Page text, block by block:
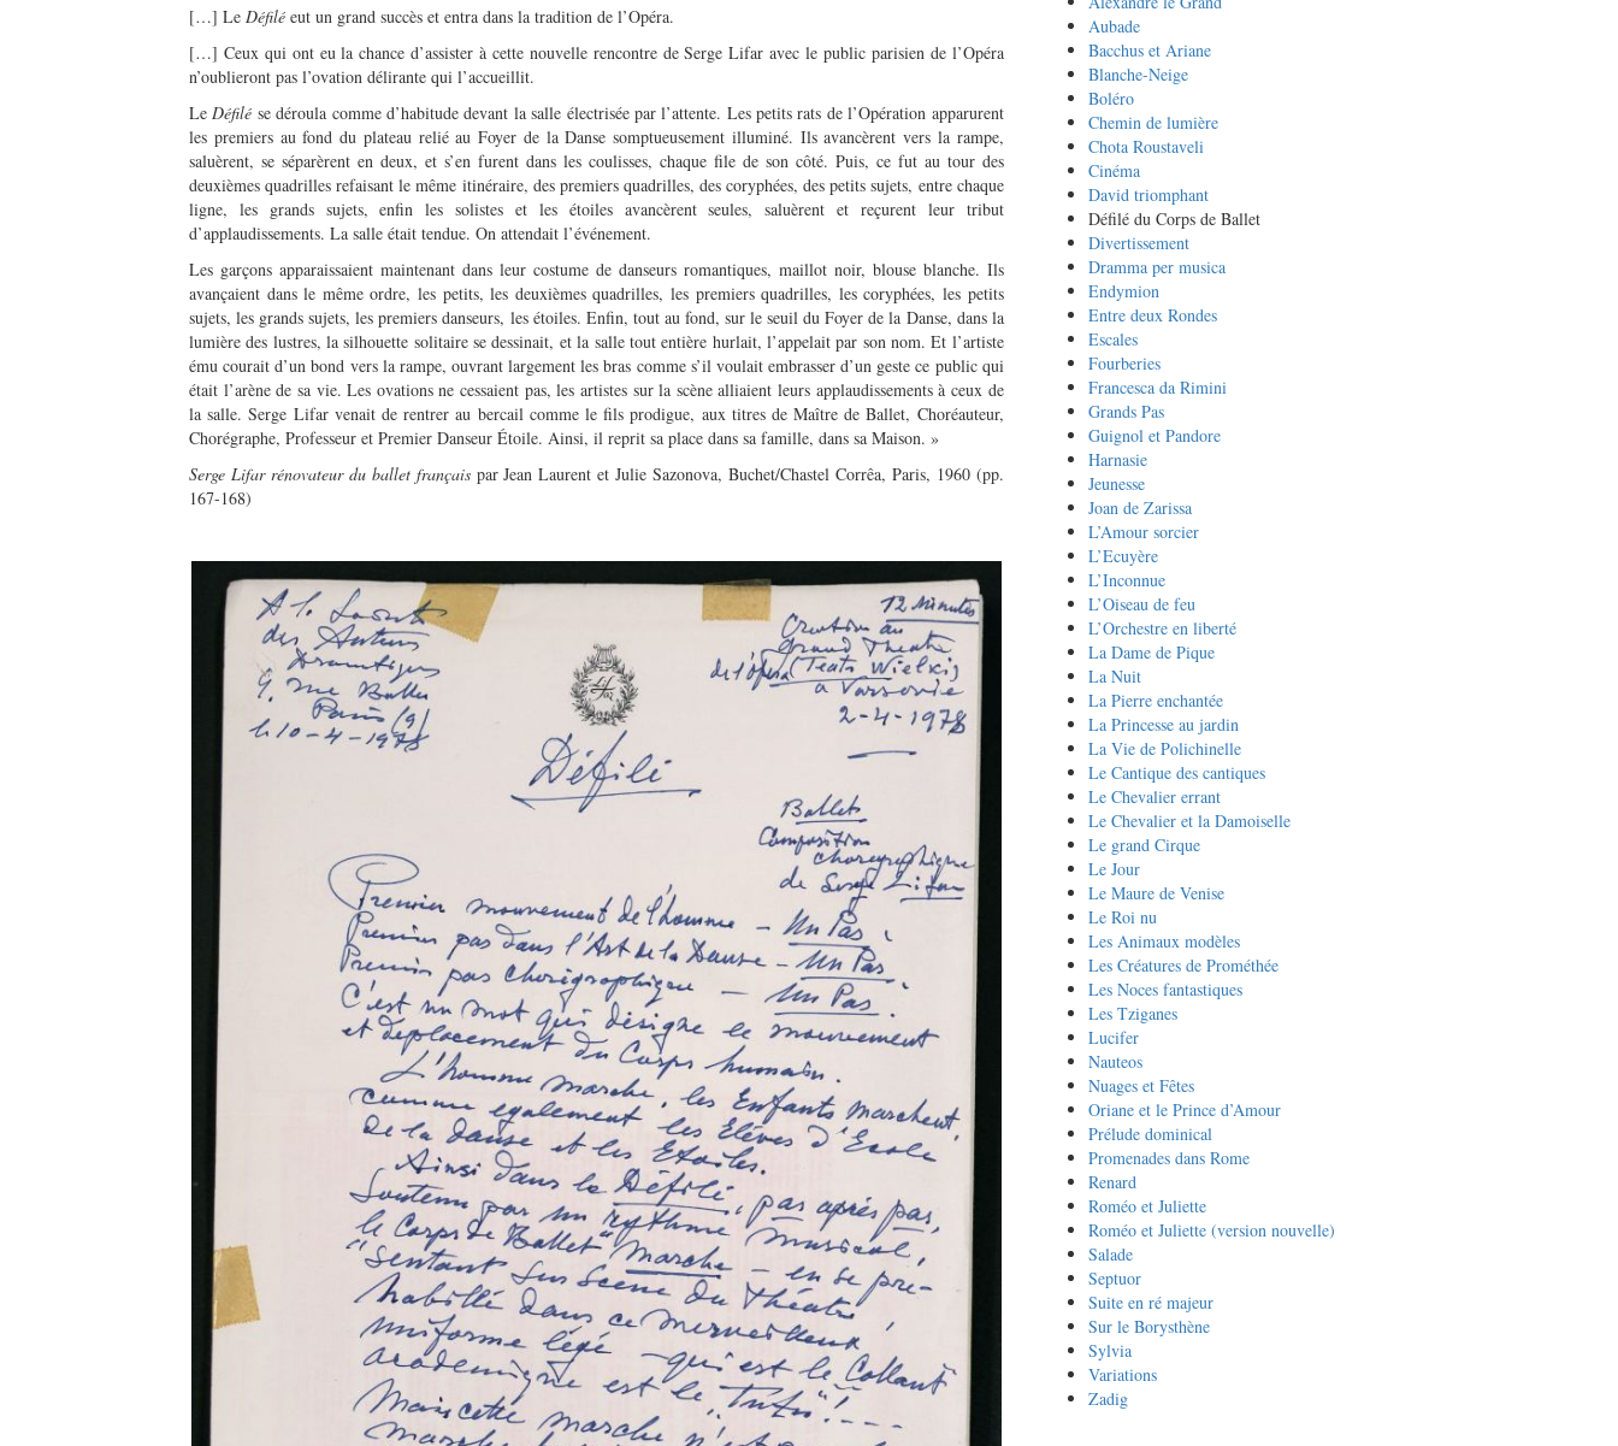
[…] Le Défilé eut un grand succès et entra dans la tradition de l’Opéra.
[…] Ceux qui ont eu la chance d’assister à cette nouvelle rencontre de Serge Lifar avec le public parisien de l’Opéra
n’oublieront pas l’ovation délirante qui l’accueillit.
Le Défilé se déroula comme d’habitude devant la salle électrisée par l’attente. Les petits rats de l’Opération apparurent
les premiers au fond du plateau relié au Foyer de la Danse somptueusement illuminé. Ils avancèrent vers la rampe,
saluèrent, se séparèrent en deux, et s’en furent dans les coulisses, chaque file de son côté. Puis, ce fut au tour des
deuxièmes quadrilles refaisant le même itinéraire, des premiers quadrilles, des coryphées, des petits sujets, entre chaque
ligne, les grands sujets, enfin les solistes et les étoiles avancèrent seules, saluèrent et reçurent leur tribut
d’applaudissements. La salle était tendue. On attendait l’événement.
Les garçons apparaissaient maintenant dans leur costume de danseurs romantiques, maillot noir, blouse blanche. Ils
avançaient dans le même ordre, les petits, les deuxièmes quadrilles, les premiers quadrilles, les coryphées, les petits
sujets, les grands sujets, les premiers danseurs, les étoiles. Enfin, tout au fond, sur le seuil du Foyer de la Danse, dans la
lumière des lustres, la silhouette solitaire se dessinait, et la salle tout entière hurlait, l’appelait par son nom. Et l’artiste
ému courait d’un bond vers la rampe, ouvrant largement les bras comme s’il voulait embrasser d’un geste ce public qui
était l’arène de sa vie. Les ovations ne cessaient pas, les artistes sur la scène alliaient leurs applaudissements à ceux de
la salle. Serge Lifar venait de rentrer au bercail comme le fils prodigue, aux titres de Maître de Ballet, Choréauteur,
Chorégraphe, Professeur et Premier Danseur Étoile. Ainsi, il reprit sa place dans sa famille, dans sa Maison. »
Serge Lifar rénovateur du ballet françaispar Jean Laurent et Julie Sazonova, Buchet/Chastel Corrêa, Paris, 1960 (pp.
167-168)
Aubade
Bacchus et Ariane
Blanche-Neige
Boléro
Chemin de lumière
Chota Roustaveli
Cinéma
David triomphant
Défilé du Corps de Ballet
Divertissement
Dramma per musica
Endymion
Entre deux Rondes
Escales
Fourberies
Francesca da Rimini
Grands Pas
Guignol et Pandore
Harnasie
Jeunesse
Joan de Zarissa
L’Amour sorcier
L’Ecuyère
L’Inconnue
L’Oiseau de feu
L’Orchestre en liberté
La Dame de Pique
La Nuit
La Pierre enchantée
La Princesse au jardin
La Vie de Polichinelle
Le Cantique des cantiques
Le Chevalier errant
Le Chevalier et la Damoiselle
Le grand Cirque
Le Jour
Le Maure de Venise
Le Roi nu
Les Animaux modèles
Les Créatures de Prométhée
Les Noces fantastiques
Les Tziganes
Lucifer
Nauteos
Nuages et Fêtes
Oriane et le Prince d’Amour
Prélude dominical
Promenades dans Rome
Renard
Roméo et Juliette
Roméo et Juliette (version nouvelle)
Salade
Septuor
Suite en ré majeur
Sur le Borysthène
Sylvia
Variations
Zadig